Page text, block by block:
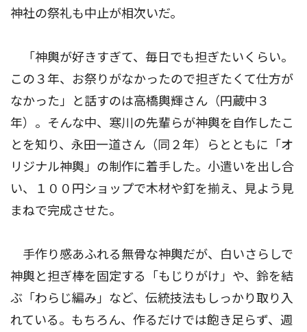
神社の祭礼も中止が相次いだ。
「神輿が好きすぎて、毎日でも担ぎたいくらい。
この３年、お祭りがなかったので担ぎたくて仕方が
なかった」と話すのは高橋輿輝さん（円蔵中３
年）。そんな中、寒川の先輩らが神輿を自作したこ
とを知り、永田一道さん（同２年）らとともに「オ
リジナル神輿」の制作に着手した。小遣いを出し合
い、１００円ショップで木材や釘を揃え、見よう見
まねで完成させた。
手作り感あふれる無骨な神輿だが、白いさらしで
神輿と担ぎ棒を固定する「もじりがけ」や、鈴を結
ぶ「わらじ編み」など、伝統技法もしっかり取り入
れている。もちろん、作るだけでは飽き足らず、週